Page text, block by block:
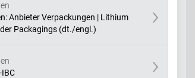
Anbieter Verpackungen | Lithium
Packagings (dt./engl.)